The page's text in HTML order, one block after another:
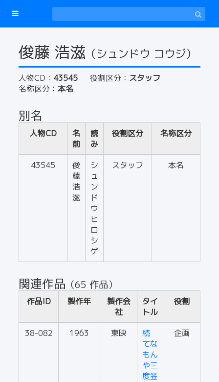
俊藤 浩滋 （シュンドウ コウジ）
人物CD： 43545 役割区分： スタッフ
名称区分： 本名
別名
人物CD
名
前
読
み
役割区分 名称区分
43545
俊
藤
浩
滋
シ
ュ
ン
ド
ウ
ヒ
ロ
シ
ゲ
スタッフ 本名
関連作品 （65 作品）
作品ID 製作年
製作会
社
タイ
トル
役割
38-082 1963 東映
続
てな
もん
や三
度笠
企画